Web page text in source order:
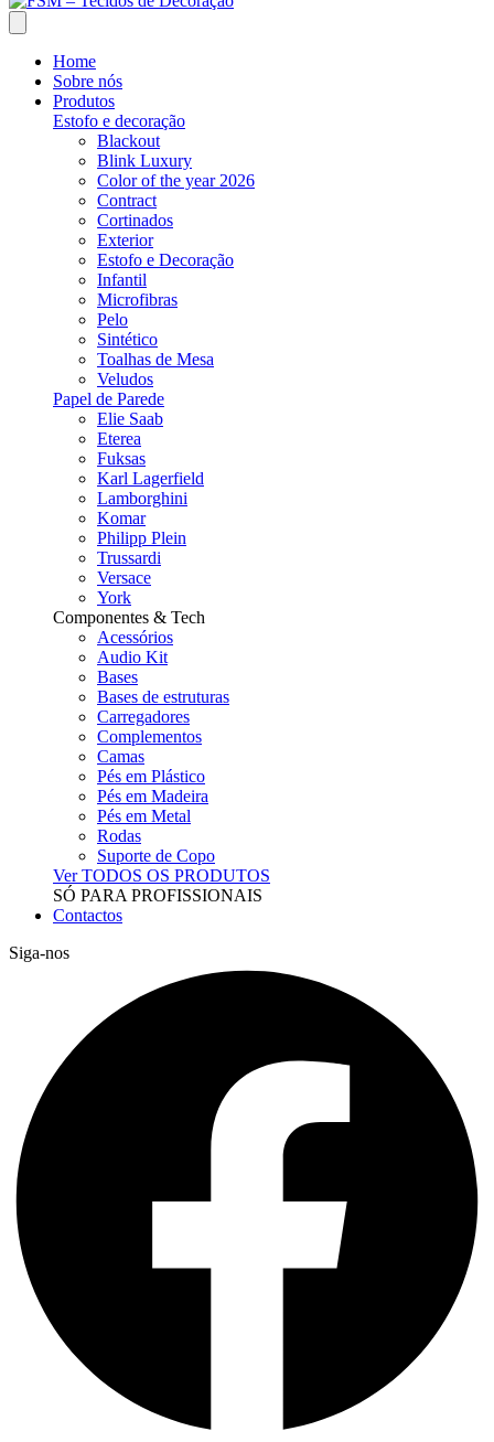
Home
Sobre nós
Produtos
Estofo e decoração
Blackout
Blink Luxury
Color of the year 2026
Contract
Cortinados
Exterior
Estofo e Decoração
Infantil
Microfibras
Pelo
Sintético
Toalhas de Mesa
Veludos
Papel de Parede
Elie Saab
Eterea
Fuksas
Karl Lagerfield
Lamborghini
Komar
Philipp Plein
Trussardi
Versace
York
Componentes & Tech
Acessórios
Audio Kit
Bases
Bases de estruturas
Carregadores
Complementos
Camas
Pés em Plástico
Pés em Madeira
Pés em Metal
Rodas
Suporte de Copo
Ver TODOS OS PRODUTOS
SÓ PARA PROFISSIONAIS
Contactos
Siga-nos